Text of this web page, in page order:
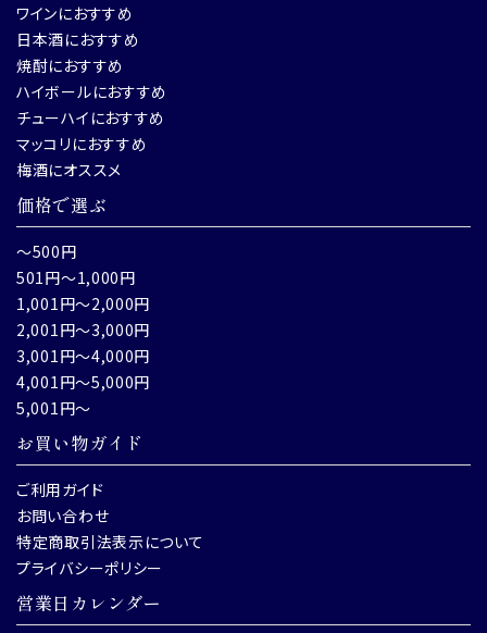
ワインにおすすめ
日本酒におすすめ
焼酎におすすめ
ハイボールにおすすめ
チューハイにおすすめ
マッコリにおすすめ
梅酒にオススメ
価格で選ぶ
～500円
501円～1,000円
1,001円～2,000円
2,001円～3,000円
3,001円～4,000円
4,001円～5,000円
5,001円～
お買い物ガイド
ご利用ガイド
お問い合わせ
特定商取引法表示について
プライバシーポリシー
営業日カレンダー